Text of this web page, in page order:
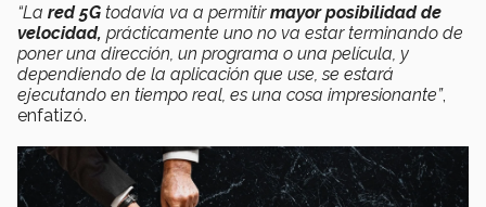
“La red 5G todavía va a permitirmayor posibilidad de
velocidad, prácticamente uno no va estar terminando de
poner una dirección, un programa o una película, y
dependiendo de la aplicación que use, se estará
ejecutando en tiempo real, es una cosa impresionante”,
enfatizó.